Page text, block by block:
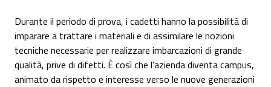
Durante il periodo di prova, i cadetti hanno la possibilità di
imparare a trattare i materiali e di assimilare le nozioni
tecniche necessarie per realizzare imbarcazioni di grande
qualità, prive di difetti. È così che l’azienda diventa campus,
animato da rispetto e interesse verso le nuove generazioni